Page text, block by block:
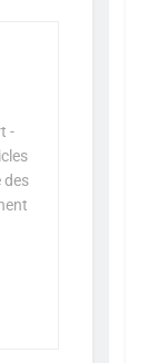
-
des